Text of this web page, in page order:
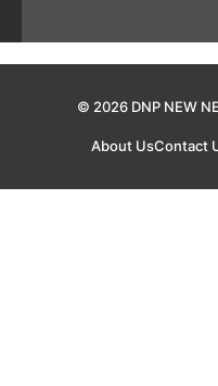
© 2026 DNP NEW
About UsContact